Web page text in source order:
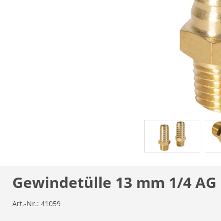
Gewindetülle 13 mm 1/4 AG
Art.-Nr.: 41059